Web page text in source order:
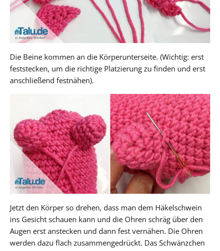
Die Beine kommen an die Körperunterseite. (Wichtig: erst
feststecken, um die richtige Platzierung zu finden und erst
anschließend festnähen).
Jetzt den Körper so drehen, dass man dem Häkelschwein
ins Gesicht schauen kann und die Ohren schräg über den
Augen erst anstecken und dann fest vernähen. Die Ohren
werden dazu flach zusammengedrückt. Das Schwänzchen